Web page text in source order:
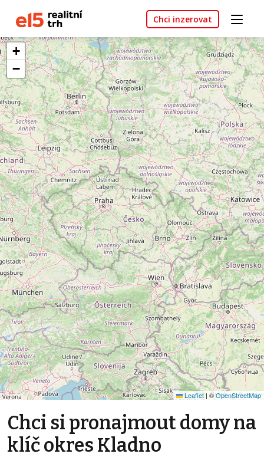
Chci inzerovat
+
−
Leaflet | ©OpenStreetMap
Chci si pronajmout domy na
klíč okres Kladno